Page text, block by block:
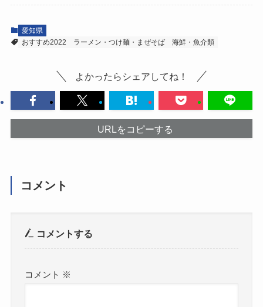
愛知県
おすすめ2022
ラーメン・つけ麺・まぜそば 海鮮・魚介類
よかったらシェアしてね！
URLをコピーする
コメント
コメントする
コメント ※